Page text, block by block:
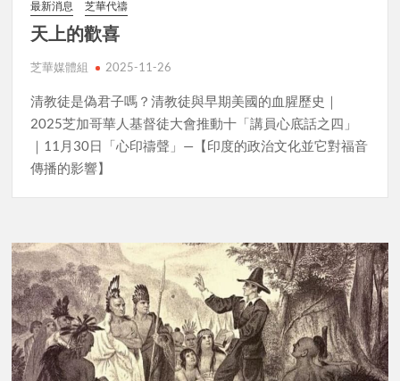
最新消息 芝華代禱
天上的歡喜
芝華媒體組 2025-11-26
清教徒是偽君子嗎？清教徒與早期美國的血腥歷史｜
2025芝加哥華人基督徒大會推動十「講員心底話之四」
｜11月30日「心印禱聲」—【印度的政治文化並它對福音
傳播的影響】